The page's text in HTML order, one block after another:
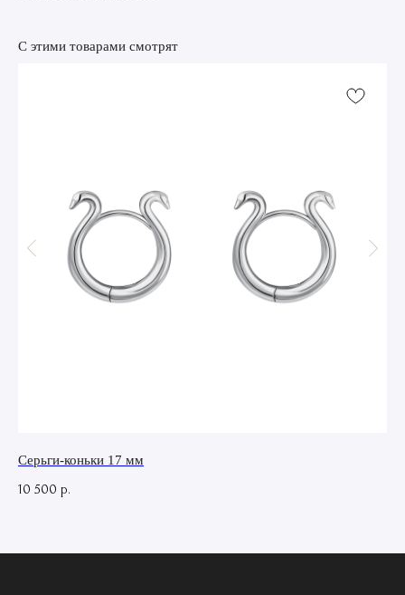
С этими товарами смотрят
Серьги-коньки 17 мм
10 500 р.